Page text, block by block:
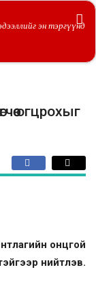
эн тэргүүнд
огцрохыг
онцгой
нийтлэв.